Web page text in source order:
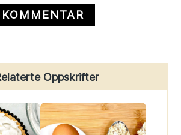
Oppskrifter